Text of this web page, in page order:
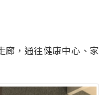
廊，通往健康中心、家